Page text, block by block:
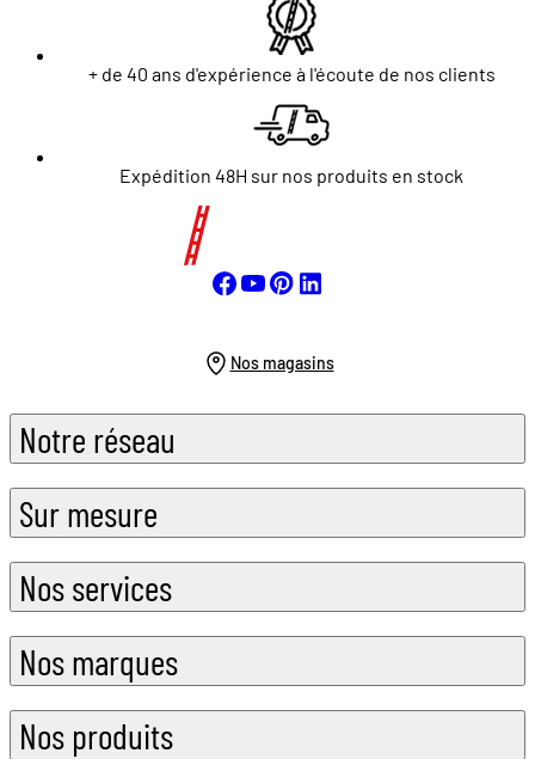
+ de 40 ans d'expérience à l'écoute de nos clients
Expédition 48H sur nos produits en stock
Nos magasins
Notre réseau
Sur mesure
Nos services
Nos marques
Nos produits